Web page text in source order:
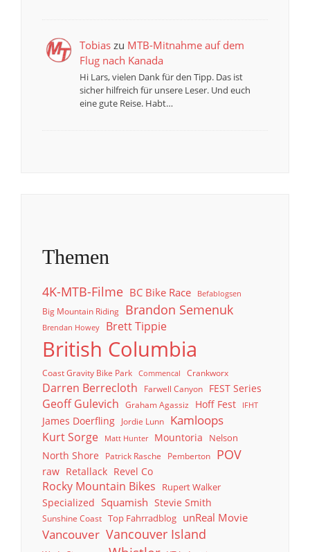
Tobiaszu MTB-Mitnahme auf dem
Flug nach Kanada
Hi Lars, vielen Dank für den Tipp. Das ist
sicher hilfreich für unsere Leser. Und euch
eine gute Reise. Habt…
Themen
4K-MTB-Filme BC Bike Race Befablogsen
Big Mountain Riding Brandon Semenuk
Brendan Howey Brett Tippie
British Columbia
Coast Gravity Bike Park Commencal Crankworx
Darren Berrecloth Farwell Canyon FEST Series
Geoff Gulevich Graham Agassiz Hoff Fest IFHT
James Doerfling Jordie Lunn Kamloops
Kurt Sorge Matt Hunter Mountoria Nelson
North Shore Patrick Rasche Pemberton POV
raw Retallack Revel Co
Rocky Mountain Bikes
Rupert Walker
Specialized Squamish Stevie Smith
Sunshine Coast Top Fahrradblog unReal Movie
Vancouver Vancouver Island